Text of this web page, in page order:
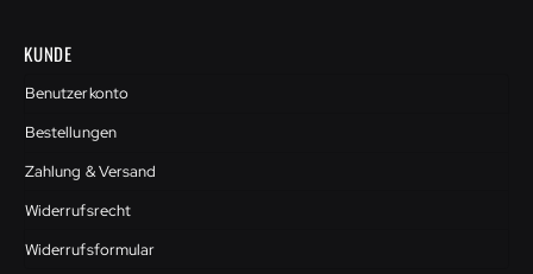
KUNDE
Benutzerkonto
Bestellungen
Zahlung & Versand
Widerrufsrecht
Widerrufsformular